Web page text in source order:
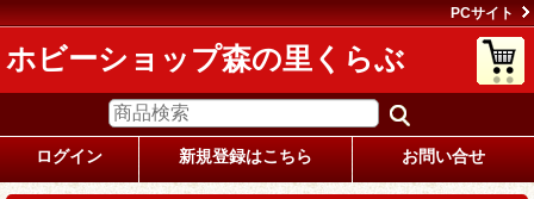
PCサイト
ホビーショップ森の里くらぶ
ログイン 新規登録はこちら お問い合せ